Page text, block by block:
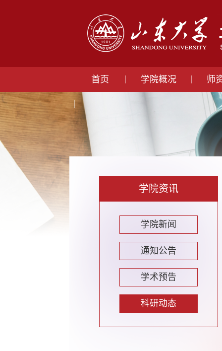
首页 学院概况 师
学院资讯
学院新闻
通知公告
学术预告
科研动态